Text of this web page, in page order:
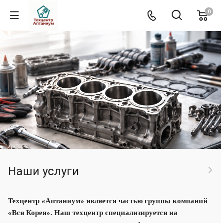
0
Наши услуги
Техцентр «Аптаниум» является частью группы компаний
«Вся Корея». Наш техцентр специализируется на